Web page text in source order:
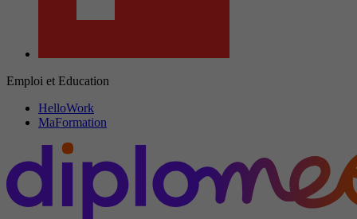
Emploi et Education
HelloWork
MaFormation